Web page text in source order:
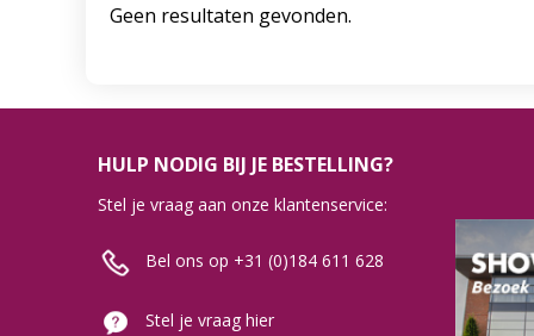
Geen resultaten gevonden.
HULP NODIG BIJ JE BESTELLING?
Stel je vraag aan onze klantenservice:
Bel ons op +31 (0)184 611 628
Stel je vraag hier